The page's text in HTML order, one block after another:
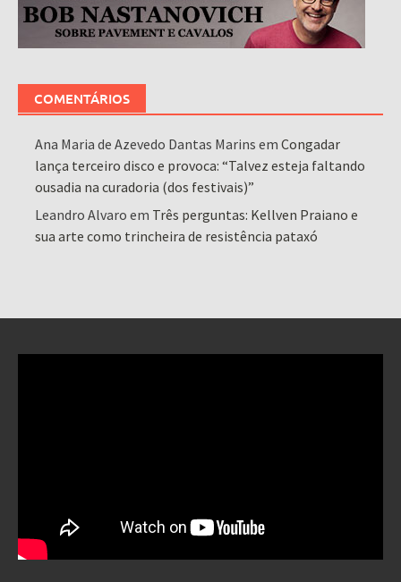
COMENTÁRIOS
Ana Maria de Azevedo Dantas Marins emCongadar
lança terceiro disco e provoca: “Talvez esteja faltando
ousadia na curadoria (dos festivais)”
Leandro Alvaro em Três perguntas: Kellven Praiano e
sua arte como trincheira de resistência pataxó